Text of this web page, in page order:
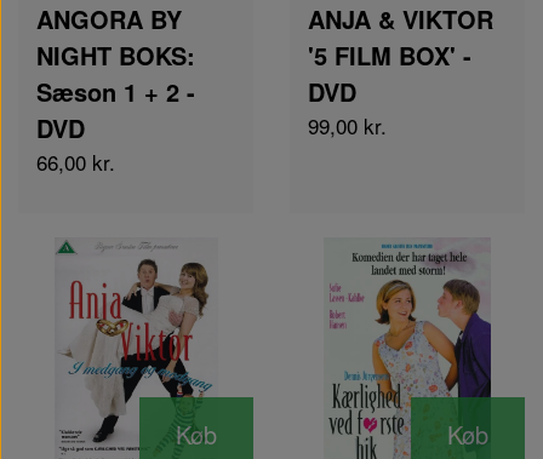
ANGORA BY
NIGHT BOKS:
Sæson 1 + 2 -
DVD
66,00 kr.
ANJA & VIKTOR
'5 FILM BOX' -
DVD
99,00 kr.
Køb Køb